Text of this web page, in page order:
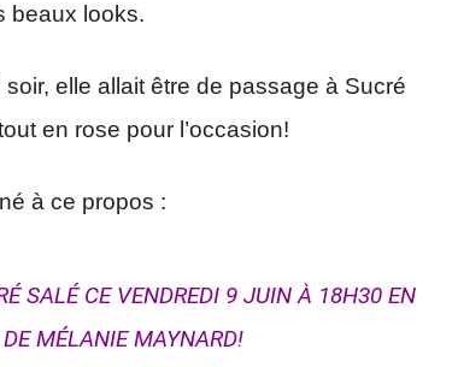
beaux looks.
elle allait être de passage à Sucré
en rose pour l’occasion!
à ce propos :
SALÉ CE VENDREDI 9 JUIN À 18H30 EN
MÉLANIE MAYNARD!